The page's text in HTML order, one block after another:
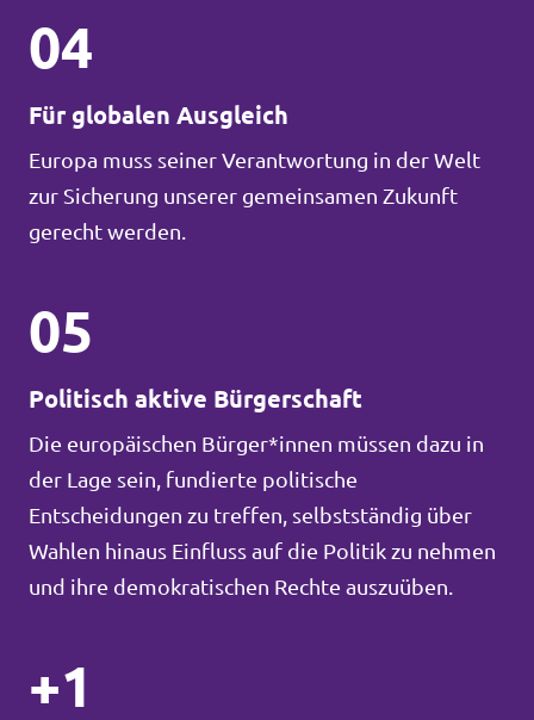
04
Für globalen Ausgleich
Europa muss seiner Verantwortung in der Welt
zur Sicherung unserer gemeinsamen Zukunft
gerecht werden.
05
Politisch aktive Bürgerschaft
Die europäischen Bürger*innen müssen dazu in
der Lage sein, fundierte politische
Entscheidungen zu treffen, selbstständig über
Wahlen hinaus Einfluss auf die Politik zu nehmen
und ihre demokratischen Rechte auszuüben.
+1